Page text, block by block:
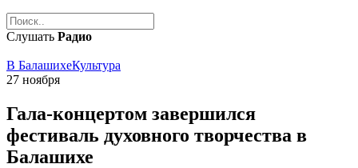
Слушать Радио
В БалашихеКультура
27 ноября
Гала-концертом завершился
фестиваль духовного творчества в
Балашихе